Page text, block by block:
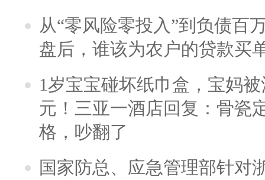
从“零风险零投入”到负债百
盘后，谁该为农户的贷款买
1岁宝宝碰坏纸巾盒，宝妈
元！三亚一酒店回复：骨瓷
格，吵翻了
国家防总、应急管理部针对